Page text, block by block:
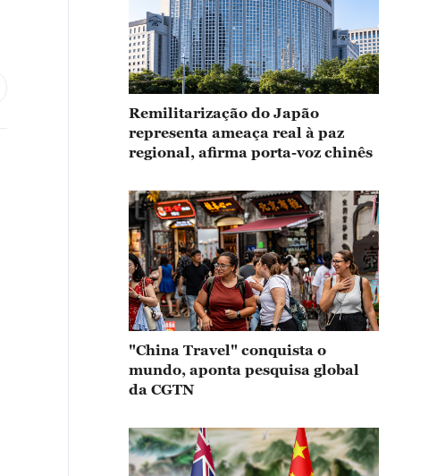
Remilitarização do Japão
representa ameaça real à paz
regional, afirma porta-voz chinês
"China Travel" conquista o
mundo, aponta pesquisa global
da CGTN